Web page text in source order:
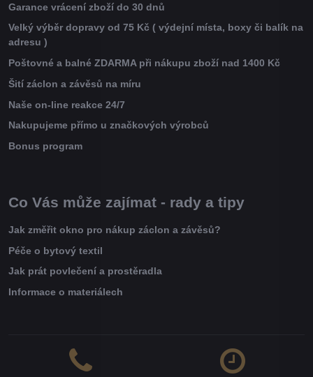
Garance vrácení zboží do 30 dnů
Velký výběr dopravy od 75 Kč ( výdejní místa, boxy či balík na
adresu )
Poštovné a balné ZDARMA při nákupu zboží nad 1400 Kč
Šití záclon a závěsů na míru
Naše on-line reakce 24/7
Nakupujeme přímo u značkových výrobců
Bonus program
Co Vás může zajímat - rady a tipy
Jak změřit okno pro nákup záclon a závěsů?
Péče o bytový textil
Jak prát povlečení a prostěradla
Informace o materiálech